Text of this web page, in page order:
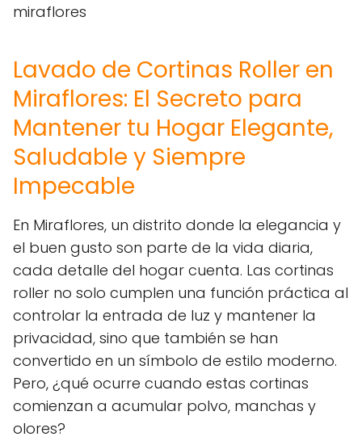
miraflores
Lavado de Cortinas Roller en
Miraflores: El Secreto para
Mantener tu Hogar Elegante,
Saludable y Siempre
Impecable
En Miraflores, un distrito donde la elegancia y
el buen gusto son parte de la vida diaria,
cada detalle del hogar cuenta. Las cortinas
roller no solo cumplen una función práctica al
controlar la entrada de luz y mantener la
privacidad, sino que también se han
convertido en un símbolo de estilo moderno.
Pero, ¿qué ocurre cuando estas cortinas
comienzan a acumular polvo, manchas y
olores?